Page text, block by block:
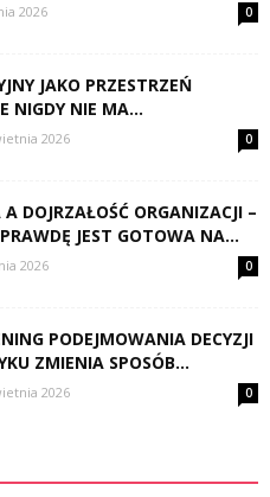
2026 0
JAKO PRZESTRZEŃ
NIGDY NIE MA...
2026 0
DOJRZAŁOŚĆ ORGANIZACJI –
JEST GOTOWA NA...
2026 0
PODEJMOWANIA DECYZJI
ZMIENIA SPOSÓB...
2026 0